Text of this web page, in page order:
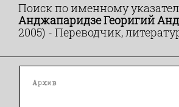
Поиск по именному
Анджапаридзе Георигий
2005) - Переводчик,
Архив